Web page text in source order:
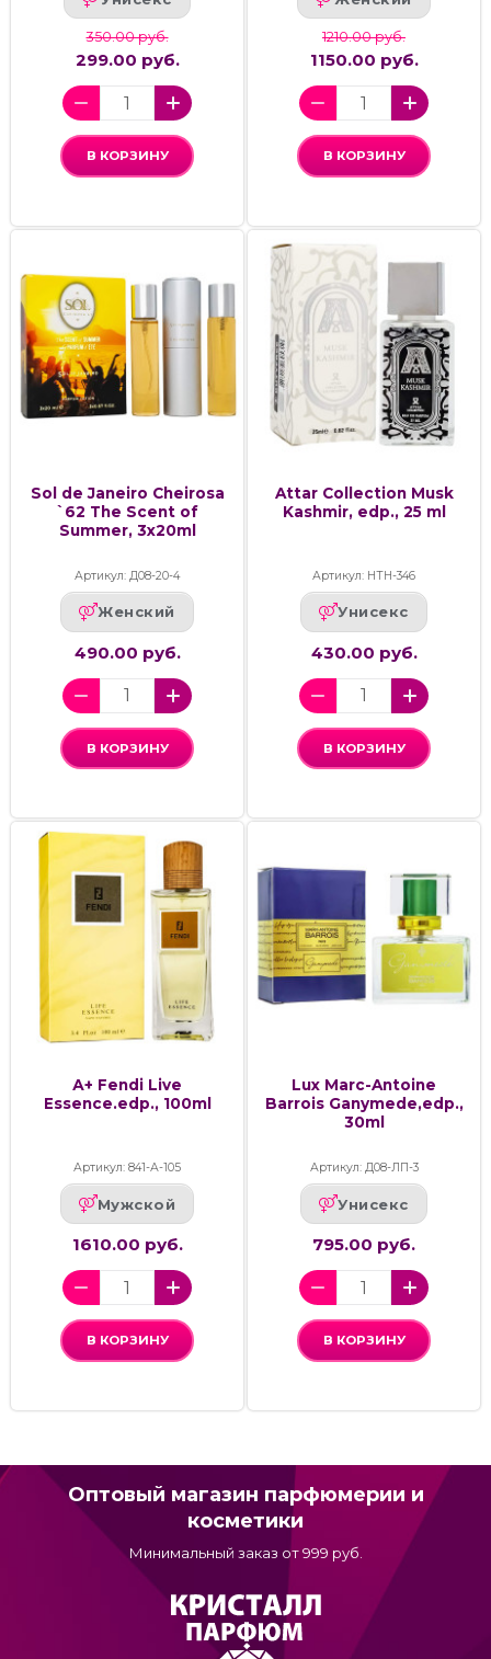
350.00 руб.
299.00 руб.
В КОРЗИНУ
1210.00 руб.
1150.00 руб.
В КОРЗИНУ
Sol de Janeiro Cheirosa
`62 The Scent of
Summer, 3х20ml
Артикул: Д08-20-4
Женский
490.00 руб.
В КОРЗИНУ
Attar Collection Musk
Kashmir, edp., 25 ml
Артикул: НТН-346
Унисекс
430.00 руб.
В КОРЗИНУ
А+ Fendi Live
Essence.edp., 100ml
Артикул: 841-А-105
Мужской
1610.00 руб.
В КОРЗИНУ
Lux Marc-Antoine
Barrois Ganymede,edp.,
30ml
Артикул: Д08-ЛП-3
Унисекс
795.00 руб.
В КОРЗИНУ
Оптовый магазин парфюмерии и
косметики
Минимальный заказ от 999 руб.